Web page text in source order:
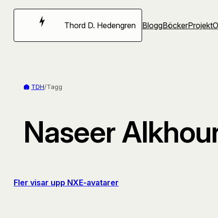
Hoppa
Thord D. Hedengren BloggBöckerProjekt
TDH/Tagg
Naseer
Fler visar upp NXE-avatarer